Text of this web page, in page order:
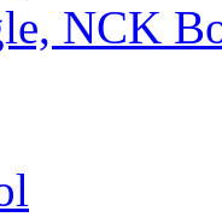
NCK